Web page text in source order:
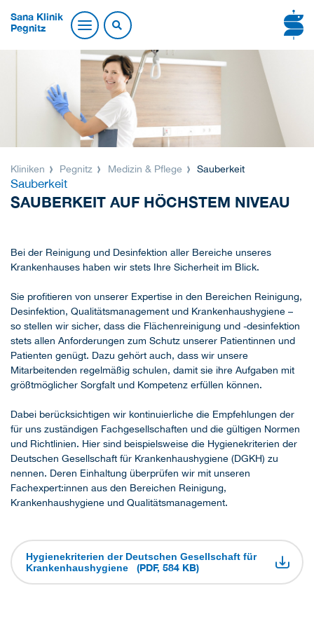
Sana Klinik
Pegnitz
Kliniken Pegnitz Medizin & Pflege Sauberkeit
Sauberkeit
SAUBERKEIT AUF HÖCHSTEM NIVEAU
Bei der Reinigung und Desinfektion aller Bereiche unseres
Krankenhauses haben wir stets Ihre Sicherheit im Blick.
Sie profitieren von unserer Expertise in den Bereichen Reinigung,
Desinfektion, Qualitätsmanagement und Krankenhaushygiene –
so stellen wir sicher, dass die Flächenreinigung und -desinfektion
stets allen Anforderungen zum Schutz unserer Patientinnen und
Patienten genügt. Dazu gehört auch, dass wir unsere
Mitarbeitenden regelmäßig schulen, damit sie ihre Aufgaben mit
größtmöglicher Sorgfalt und Kompetenz erfüllen können.
Dabei berücksichtigen wir kontinuierliche die Empfehlungen der
für uns zuständigen Fachgesellschaften und die gültigen Normen
und Richtlinien. Hier sind beispielsweise die Hygienekriterien der
Deutschen Gesellschaft für Krankenhaushygiene (DGKH) zu
nennen. Deren Einhaltung überprüfen wir mit unseren
Fachexpert:innen aus den Bereichen Reinigung,
Krankenhaushygiene und Qualitätsmanagement.
Hygienekriterien der Deutschen Gesellschaft für
Krankenhaushygiene (PDF, 584 KB)